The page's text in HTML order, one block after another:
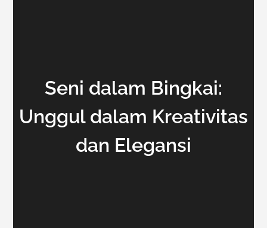
Seni dalam Bingkai:
Unggul dalam Kreativitas
dan Elegansi